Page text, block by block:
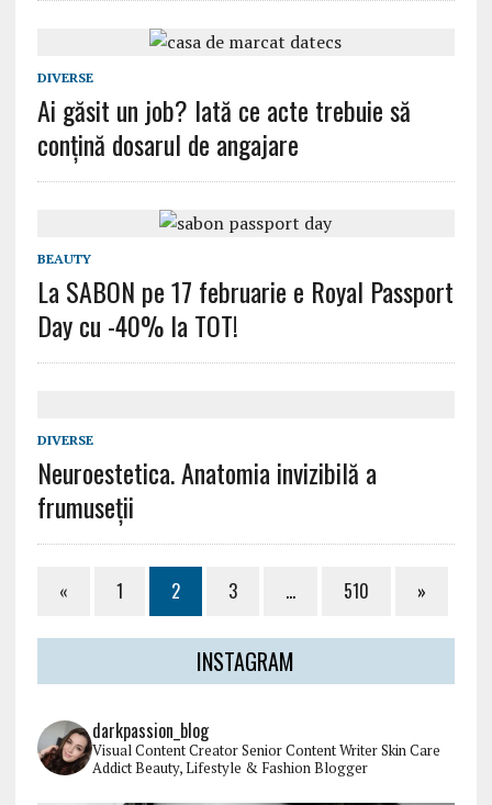
DIVERSE
Ai găsit un job? Iată ce acte trebuie să
conțină dosarul de angajare
BEAUTY
La SABON pe 17 februarie e Royal Passport
Day cu -40% la TOT!
DIVERSE
Neuroestetica. Anatomia invizibilă a
frumuseții
« 1 2 3 … 510 »
INSTAGRAM
darkpassion_blog
Visual Content CreatorSenior Content WriterSkin Care
AddictBeauty, Lifestyle & Fashion Blogger